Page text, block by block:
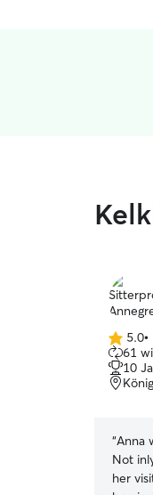
5.0
von
5
Sternen
5.0•
61
10
“Anna
Not
her